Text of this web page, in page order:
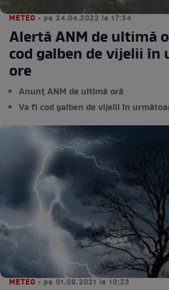
METEO • pe 24.04.2022 la 17:34
Alertă ANM de ultimă
cod galben de vijelii în
ore
Anunț ANM de ultimă oră
Va fi cod galben de vijelii în
METEO • pe 01.09.2021 la 10:23